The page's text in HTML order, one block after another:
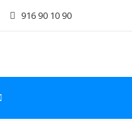
916 90 10 90